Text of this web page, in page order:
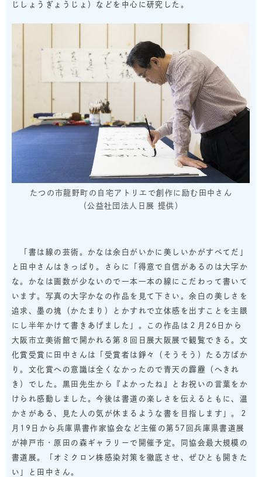
じしょうぎょうじょ）などを中心に研究した。
たつの市龍野町の自宅アトリエで創作に励む田中さん
（公益社団法人日展 提供）
「書は線の芸術。かなは余白がいかに美しいかがすべてだ」
と田中さんはきっぱり。さらに「得意で自信があるのは大字か
な。かなは画数が少ないので一本一本の線にこだわって書いて
います。写真の大字かなの作品を見て下さい。余白の美しさを
追求、墨の塊
（かたまり）とかすれで立体感を出すことを主眼
にし半年かけて書きあげました」。この作品は２月26日から
大阪市立美術館で開かれる第８回日展大阪展で観覧できる。文
化賞受賞に田中さんは「受賞者は 錚々
（そうそう）たる方ばか
り。文化賞への意識は全くなかったので青天の霹靂
（へきれ
き）でした。黒田先生から『よかったね』とお祝いの言葉をか
けられ感動しました。今後は書道の楽しさを伝えるともに、温
かさがある、見た人の気が休まるような書を目指します」。２
月19日から兵庫県書作家協会など主催の第57回兵庫県書道展
が神戸市・原田の森ギャラリーで開催予定。同協会最大規模の
書道展。「オミクロン株感染対策を徹底させ、ぜひとも開きた
い」と田中さん。